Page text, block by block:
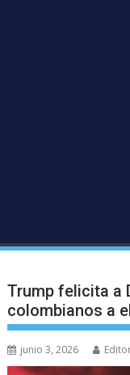
Trump felicita a
colombianos a
junio 3, 2026